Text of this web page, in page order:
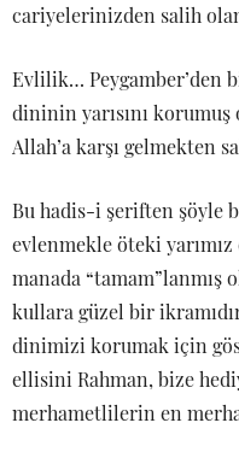
cariyelerinizden salih
Evlilik… Peygamber’den
dininin yarısını
Allah’a karşı gelmekten
Bu hadis-i şeriften şöyle
evlenmekle öteki
manada “tamam”lanmış
kullara güzel bir
dinimizi korumak için
ellisini Rahman, bize
merhametlilerin en